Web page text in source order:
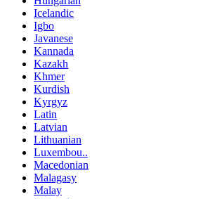
Icelandic
Igbo
Javanese
Kannada
Kazakh
Khmer
Kurdish
Kyrgyz
Latin
Latvian
Lithuanian
Luxembou..
Macedonian
Malagasy
Malay